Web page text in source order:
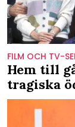
FILM OCH TV-
Hem till
tragiska